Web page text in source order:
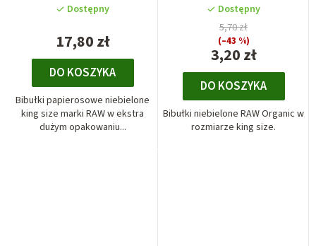
Dostępny
17,80 zł
DO KOSZYKA
Bibułki papierosowe niebielone
king size marki RAW w ekstra
dużym opakowaniu...
Dostępny
3,20 zł
5,70 zł
(–43 %)
DO KOSZYKA
Bibułki niebielone RAW Organic w
rozmiarze king size.